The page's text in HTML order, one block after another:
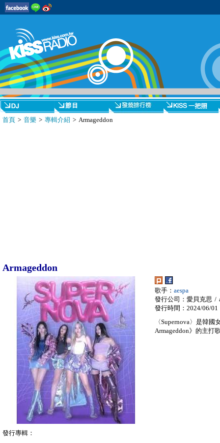
首頁 > 音樂 > 專輯介紹 > Armageddon
Armageddon
歌手： aespa
發行公司：愛貝克思 /
發行時間：2024/06/01
〈Supernova〉是韓
Armageddon》的主打
發行專輯：